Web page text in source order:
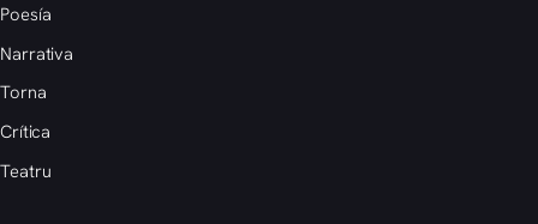
Poesía
Narrativa
Torna
Crítica
Teatru